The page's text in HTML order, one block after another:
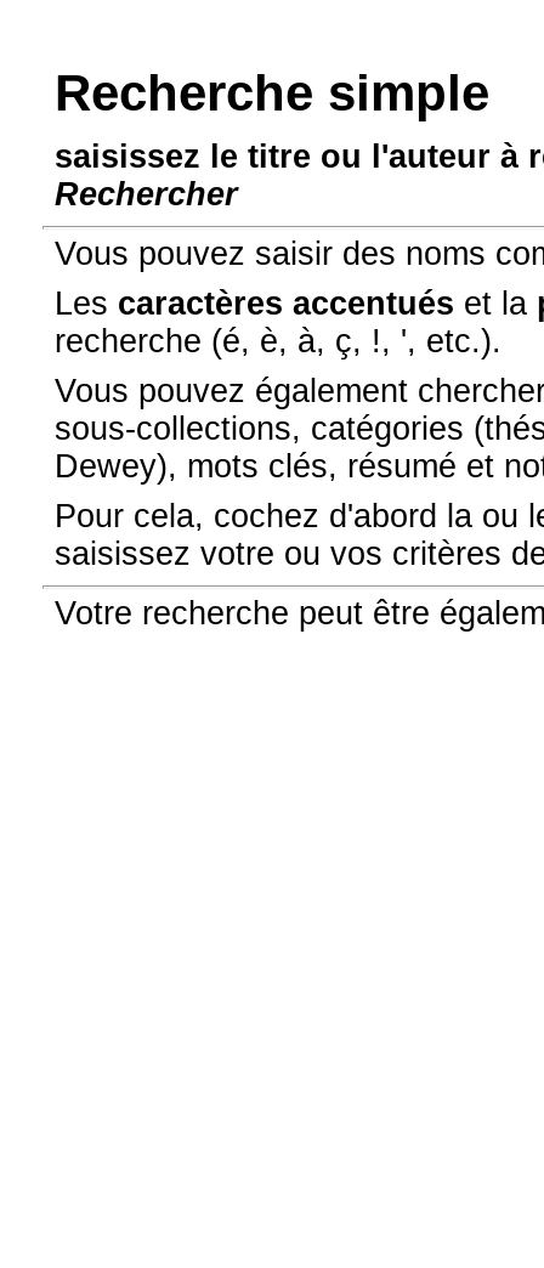
Recherche simple
saisissez le titre ou l'auteur à
Rechercher
Vous pouvez saisir des noms
Les caractères accentués et la
recherche (é, è, à, ç, !, ', etc.).
Vous pouvez également
sous-collections, catégories
Dewey), mots clés, résumé et
Pour cela, cochez d'abord la ou
saisissez votre ou vos critères
Votre recherche peut être